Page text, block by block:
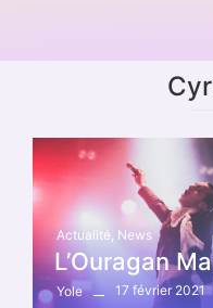
Actualité, News
L’Ouragan
Yole 17 février 2021